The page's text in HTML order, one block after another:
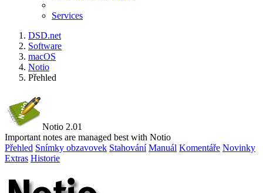
Services
DSD.net
Software
macOS
Notio
Přehled
Notio 2.01
Important notes are managed best with Notio
Přehled Snímky obzavovek Stahování Manuál Komentáře Novinky
Extras Historie